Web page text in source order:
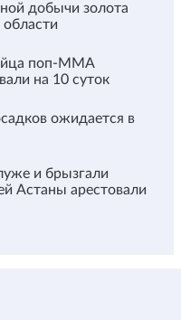
добычи золота
поп-ММА
на 10 суток
ожидается в
и брызгали
Астаны арестовали